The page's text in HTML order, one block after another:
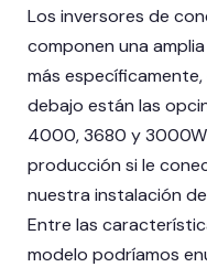
Los inversores de
componen una
más
debajo están las
4000, 3680 y
producción si le
nuestra instalación
Entre las
modelo podríamos